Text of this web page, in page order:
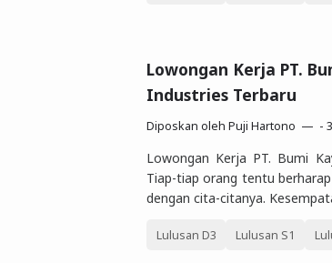
Lowongan Kerja PT.
Industries Terbaru
Diposkan oleh Puji Hartono -
Lowongan Kerja PT. Bumi
Tiap-tiap orang tentu
dengan cita-citanya.
Lulusan D3 Lulusan S1